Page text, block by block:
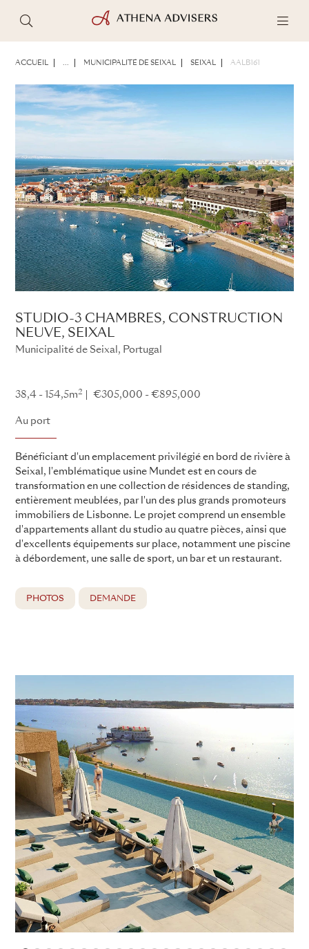
ACCUEIL ... MUNICIPALITÉ DE SEIXAL SEIXAL AALB161
STUDIO-3 CHAMBRES, CONSTRUCTION
NEUVE, SEIXAL
Municipalité de Seixal, Portugal
38,4 - 154,5m2 €305,000 - €895,000
Au port
Bénéficiant d'un emplacement privilégié en bord de rivière à
Seixal, l'emblématique usine Mundet est en cours de
transformation en une collection de résidences de standing,
entièrement meublées, par l'un des plus grands promoteurs
immobiliers de Lisbonne. Le projet comprend un ensemble
d'appartements allant du studio au quatre pièces, ainsi que
d'excellents équipements sur place, notamment une piscine
à débordement, une salle de sport, un bar et un restaurant.
PHOTOS DEMANDE